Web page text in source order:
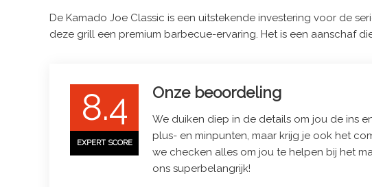
De Kamado Joe Classic is een uitstekende investering voor de
deze grill een premium barbecue-ervaring. Het is een aanschaf
8.4
EXPERT SCORE
Onze beoordeling
We duiken diep in de details om jou de ins
plus- en minpunten, maar krijg je ook het
we checken alles om jou te helpen bij het
ons superbelangrijk!